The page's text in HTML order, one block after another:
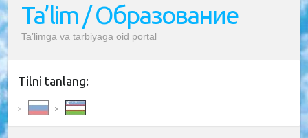
Ta’lim / Образование
Ta’limga va tarbiyaga oid portal
Tilni tanlang: